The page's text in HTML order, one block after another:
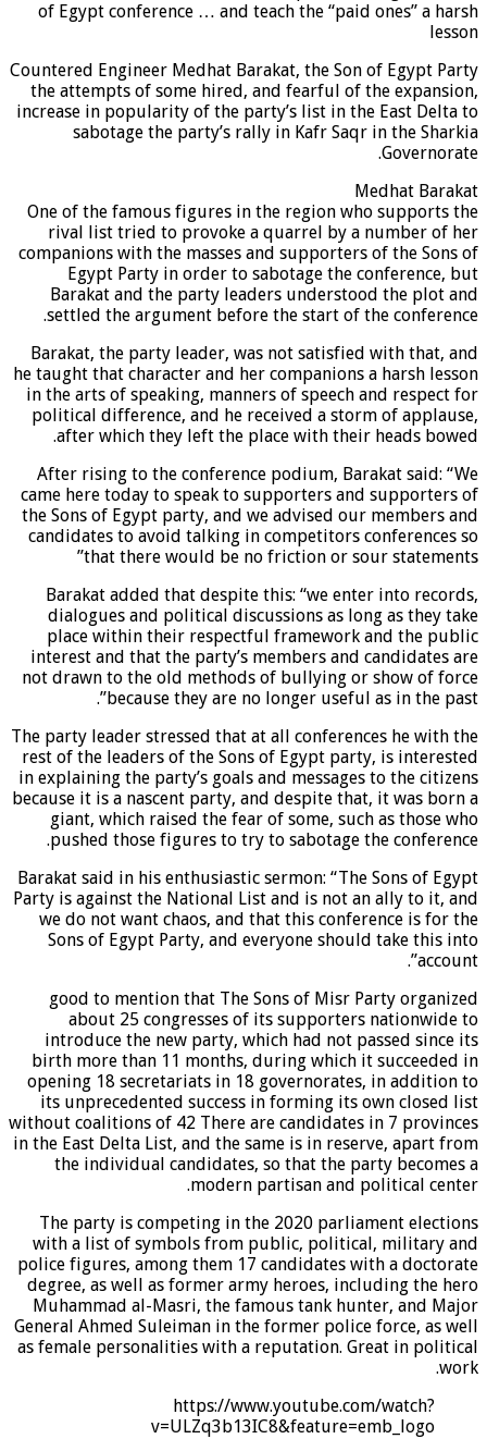
of Egypt conference … and teach the “paid ones” a harsh
lesson
Countered Engineer Medhat Barakat, the Son of Egypt Party
the attempts of some hired, and fearful of the expansion,
increase in popularity of the party’s list in the East Delta to
sabotage the party’s rally in Kafr Saqr in the Sharkia
Governorate.
Medhat Barakat
One of the famous figures in the region who supports the
rival list tried to provoke a quarrel by a number of her
companions with the masses and supporters of the Sons of
Egypt Party in order to sabotage the conference, but
Barakat and the party leaders understood the plot and
settled the argument before the start of the conference.
Barakat, the party leader, was not satisfied with that, and
he taught that character and her companions a harsh lesson
in the arts of speaking, manners of speech and respect for
political difference, and he received a storm of applause,
after which they left the place with their heads bowed.
After rising to the conference podium, Barakat said: “We
came here today to speak to supporters and supporters of
the Sons of Egypt party, and we advised our members and
candidates to avoid talking in competitors conferences so
that there would be no friction or sour statements”
Barakat added that despite this: “we enter into records,
dialogues and political discussions as long as they take
place within their respectful framework and the public
interest and that the party’s members and candidates are
not drawn to the old methods of bullying or show of force
because they are no longer useful as in the past”.
The party leader stressed that at all conferences he with the
rest of the leaders of the Sons of Egypt party, is interested
in explaining the party’s goals and messages to the citizens
because it is a nascent party, and despite that, it was born a
giant, which raised the fear of some, such as those who
pushed those figures to try to sabotage the conference.
Barakat said in his enthusiastic sermon: “The Sons of Egypt
Party is against the National List and is not an ally to it, and
we do not want chaos, and that this conference is for the
Sons of Egypt Party, and everyone should take this into
account”.
good to mention that The Sons of Misr Party organized
about 25 congresses of its supporters nationwide to
introduce the new party, which had not passed since its
birth more than 11 months, during which it succeeded in
opening 18 secretariats in 18 governorates, in addition to
its unprecedented success in forming its own closed list
without coalitions of 42 There are candidates in 7 provinces
in the East Delta List, and the same is in reserve, apart from
the individual candidates, so that the party becomes a
modern partisan and political center.
The party is competing in the 2020 parliament elections
with a list of symbols from public, political, military and
police figures, among them 17 candidates with a doctorate
degree, as well as former army heroes, including the hero
Muhammad al-Masri, the famous tank hunter, and Major
General Ahmed Suleiman in the former police force, as well
as female personalities with a reputation. Great in political
work.
https://www.youtube.com/watch?
v=ULZq3b13IC8&feature=emb_logo